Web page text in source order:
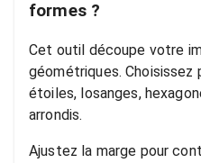
formes ?
Cet outil découpe votre
géométriques.
étoiles, losanges,
arrondis.
Ajustez la marge pour